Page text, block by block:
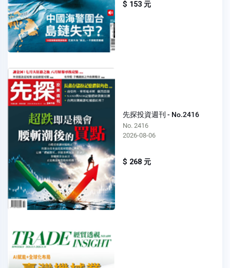
$ 153 元
先探投資週刊 - No.2416
No. 2416
2026-08-06
$ 268 元